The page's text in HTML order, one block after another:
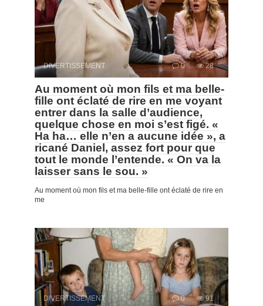
DIVERTISSEMENT 0 28
Au moment où mon fils et ma belle-
fille ont éclaté de rire en me voyant
entrer dans la salle d’audience,
quelque chose en moi s’est figé. «
Ha ha… elle n’en a aucune idée », a
ricané Daniel, assez fort pour que
tout le monde l’entende. « On va la
laisser sans le sou. »
Au moment où mon fils et ma belle-fille ont éclaté de rire en
me
DIVERTISSEMENT 0 91